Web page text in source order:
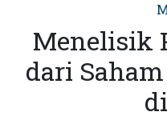
Menelisik
dari